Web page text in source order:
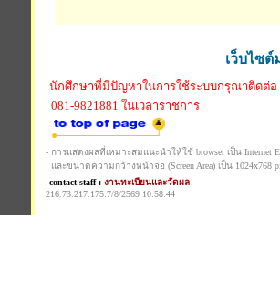
เว็บไซ
นักศึกษาที่มีปัญหาในการใช้ระบบกรุณาติดต่อ
081-9821881 ในเวลาราชการ
- การแสดงผลที่เหมาะสมแนะนำให้ใช้ browser เป็น Internet
และขนาดความกว้างหน้าจอ (Screen Area) เป็น 1024x768
contact staff : งานทะเบียนและวัดผล
216.73.217.175:7/8/2569 10:58:44